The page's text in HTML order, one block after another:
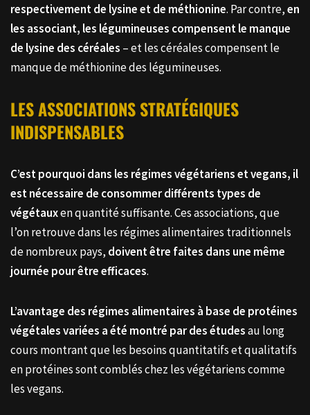
respectivement de lysine et de méthionine. Par contre,en
les associant, les légumineuses compensent le manque
de lysine des céréales – et les céréales compensent le
manque de méthionine des légumineuses.
LES ASSOCIATIONS STRATÉGIQUES
INDISPENSABLES
C’est pourquoi dans les régimes végétariens et vegans, il
est nécessaire de consommer différents types de
végétauxen quantité suffisante. Ces associations, que
l’on retrouve dans les régimes alimentaires traditionnels
de nombreux pays, doivent être faites dans une même
journée pour être efficaces.
L’avantage des régimes alimentaires à base de protéines
végétales variées a été montré par des étudesau long
cours montrant que les besoins quantitatifs et qualitatifs
en protéines sont comblés chez les végétariens comme
les vegans.